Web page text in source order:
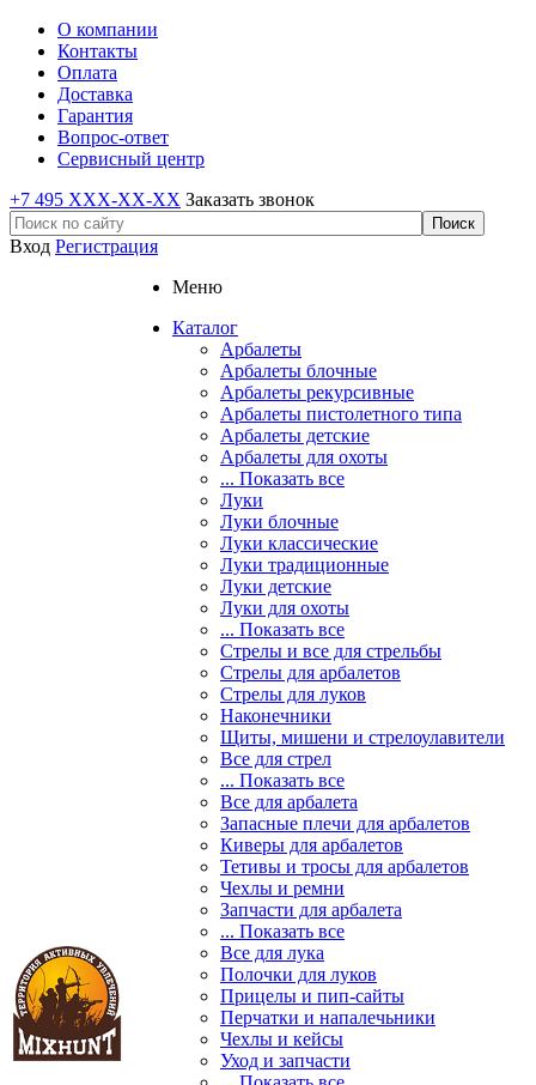
О компании
Контакты
Оплата
Доставка
Гарантия
Вопрос-ответ
Сервисный центр
+7 495 XXX-XX-XX Заказать звонок
Вход Регистрация
Меню
Каталог
Арбалеты
Арбалеты блочные
Арбалеты рекурсивные
Арбалеты пистолетного типа
Арбалеты детские
Арбалеты для охоты
... Показать все
Луки
Луки блочные
Луки классические
Луки традиционные
Луки детские
Луки для охоты
... Показать все
Стрелы и все для стрельбы
Стрелы для арбалетов
Стрелы для луков
Наконечники
Щиты, мишени и стрелоулавители
Все для стрел
... Показать все
Все для арбалета
Запасные плечи для арбалетов
Киверы для арбалетов
Тетивы и тросы для арбалетов
Чехлы и ремни
Запчасти для арбалета
... Показать все
Все для лука
Полочки для луков
Прицелы и пип-сайты
Перчатки и напалечьники
Чехлы и кейсы
Уход и запчасти